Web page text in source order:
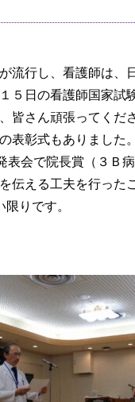
流行し、看護師は、
５日の看護師国家試
皆さん頑張ってくだ
表彰式もありました
表会で院長賞（３Ｂ
伝える工夫を行った
りです。